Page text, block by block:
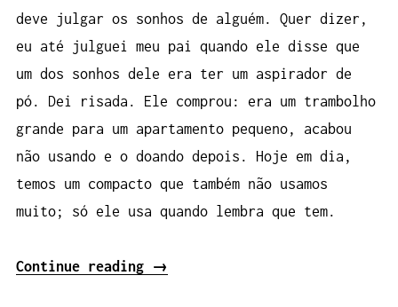
deve julgar os sonhos de alguém. Quer dizer,
eu até julguei meu pai quando ele disse que
um dos sonhos dele era ter um aspirador de
pó. Dei risada. Ele comprou: era um trambolho
grande para um apartamento pequeno, acabou
não usando e o doando depois. Hoje em dia,
temos um compacto que também não usamos
muito; só ele usa quando lembra que tem.
Continue reading
“Registro
→